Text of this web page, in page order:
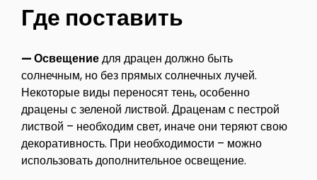
Где поставить
— Освещениедля драцен должно быть
солнечным, но без прямых солнечных лучей.
Некоторые виды переносят тень, особенно
драцены с зеленой листвой. Драценам с пестрой
листвой – необходим свет, иначе они теряют свою
декоративность. При необходимости – можно
использовать дополнительное освещение.